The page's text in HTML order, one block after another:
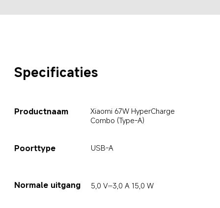
Specificaties
Productnaam
Xiaomi 67W HyperCharge
Combo (Type-A)
Poorttype USB-A
Normale uitgang 5,0 V⎓3,0 A 15,0 W